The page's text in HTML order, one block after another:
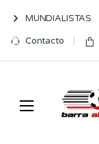
navigation
content
MUNDIALISTAS
Contacto